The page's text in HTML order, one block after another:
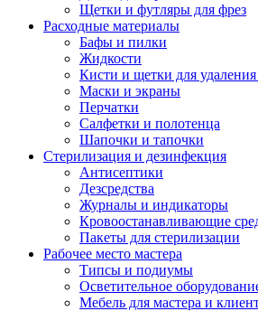
Щетки и футляры для фрез
Расходные материалы
Бафы и пилки
Жидкости
Кисти и щетки для
Маски и экраны
Перчатки
Салфетки и полотенца
Шапочки и тапочки
Стерилизация и дезинфекция
Антисептики
Дезсредства
Журналы и индикаторы
Кровоостанавливающие
Пакеты для стерилизации
Рабочее место мастера
Типсы и подиумы
Осветительное
Мебель для мастера и